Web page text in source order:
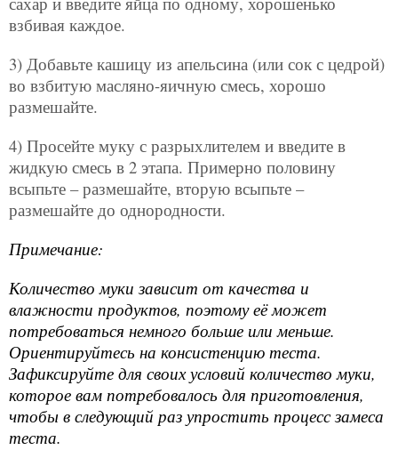
взбивая каждое.
3) Добавьте кашицу из апельсина (или сок с цедрой)
во взбитую масляно-яичную смесь, хорошо
размешайте.
4) Просейте муку с разрыхлителем и введите в
жидкую смесь в 2 этапа. Примерно половину
всыпьте – размешайте, вторую всыпьте –
размешайте до однородности.
Примечание:
Количество муки зависит от качества и
влажности продуктов, поэтому её может
потребоваться немного больше или меньше.
Ориентируйтесь на консистенцию теста.
Зафиксируйте для своих условий количество муки,
которое вам потребовалось для приготовления,
чтобы в следующий раз упростить процесс замеса
теста.